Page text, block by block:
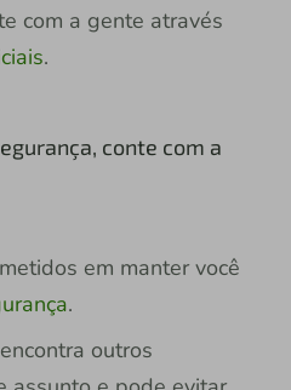
com a gente através
.
conte com a
em manter você
.
outros